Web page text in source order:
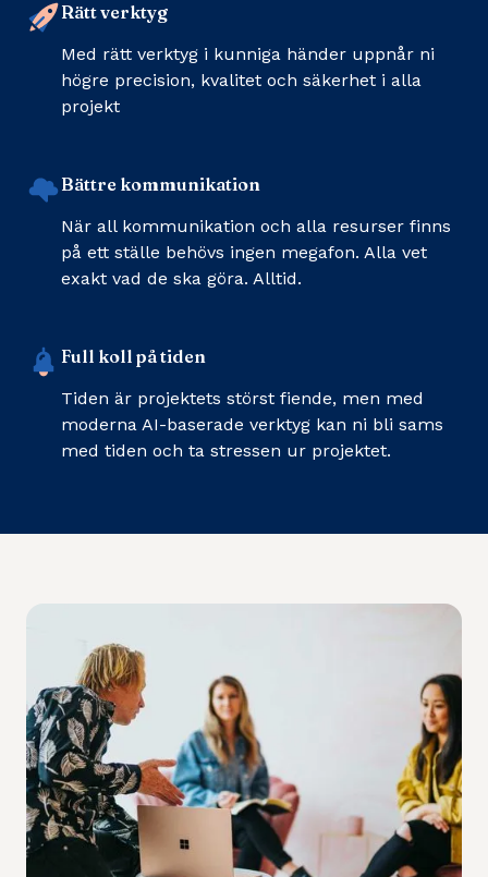
Rätt verktyg
Med rätt verktyg i kunniga händer uppnår ni
högre precision, kvalitet och säkerhet i alla
projekt
Bättre kommunikation
När all kommunikation och alla resurser finns
på ett ställe behövs ingen megafon. Alla vet
exakt vad de ska göra. Alltid.
Full koll på tiden
Tiden är projektets störst fiende, men med
moderna AI-baserade verktyg kan ni bli sams
med tiden och ta stressen ur projektet.